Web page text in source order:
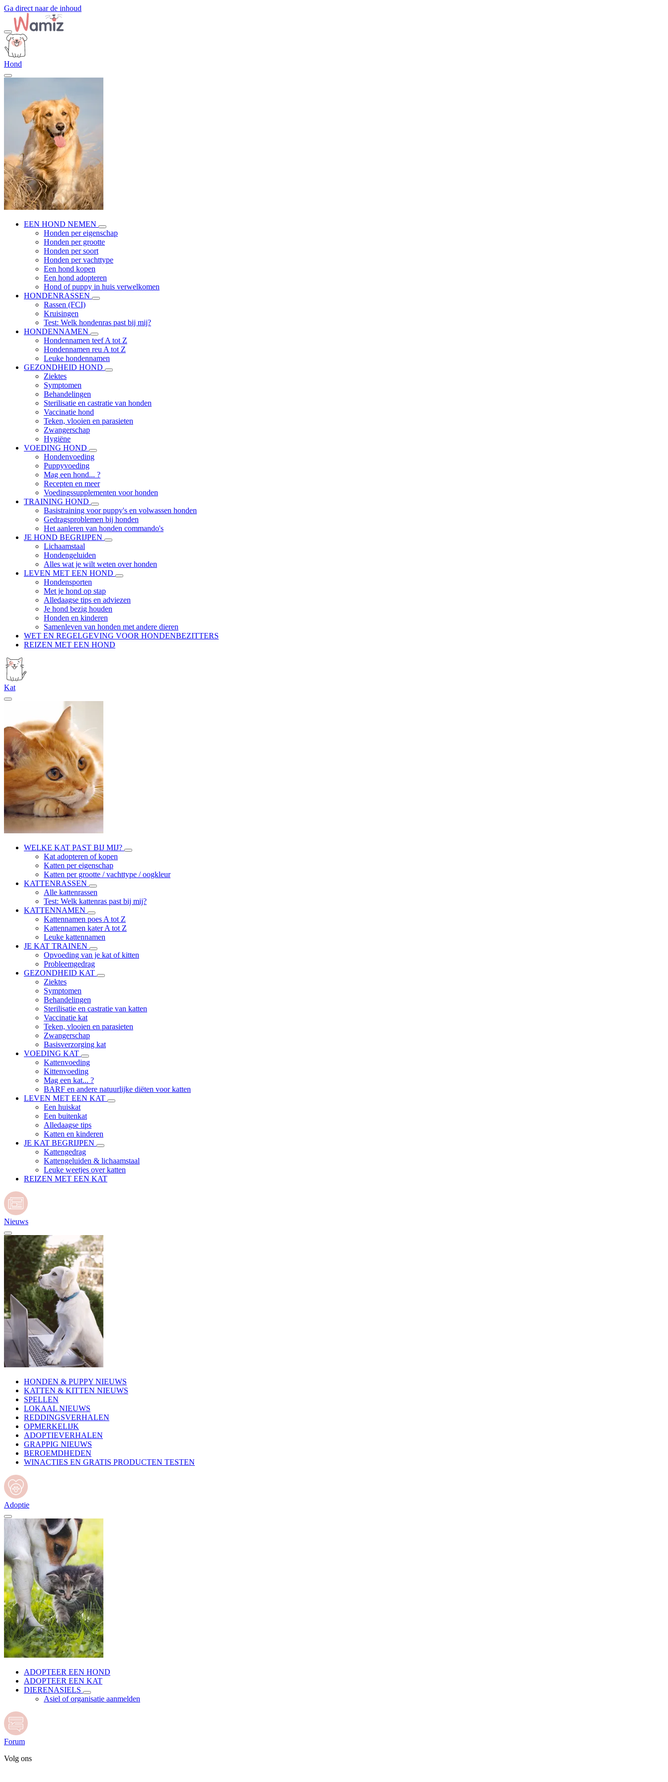
Ga direct naar de inhoud
Hond
EEN HOND NEMEN
Honden per eigenschap
Honden per grootte
Honden per soort
Honden per vachttype
Een hond kopen
Een hond adopteren
Hond of puppy in huis verwelkomen
HONDENRASSEN
Rassen (FCI)
Kruisingen
Test: Welk hondenras past bij mij?
HONDENNAMEN
Hondennamen teef A tot Z
Hondennamen reu A tot Z
Leuke hondennamen
GEZONDHEID HOND
Ziektes
Symptomen
Behandelingen
Sterilisatie en castratie van honden
Vaccinatie hond
Teken, vlooien en parasieten
Zwangerschap
Hygiëne
VOEDING HOND
Hondenvoeding
Puppyvoeding
Mag een hond... ?
Recepten en meer
Voedingssupplementen voor honden
TRAINING HOND
Basistraining voor puppy's en volwassen honden
Gedragsproblemen bij honden
Het aanleren van honden commando's
JE HOND BEGRIJPEN
Lichaamstaal
Hondengeluiden
Alles wat je wilt weten over honden
LEVEN MET EEN HOND
Hondensporten
Met je hond op stap
Alledaagse tips en adviezen
Je hond bezig houden
Honden en kinderen
Samenleven van honden met andere dieren
WET EN REGELGEVING VOOR HONDENBEZITTERS
REIZEN MET EEN HOND
Kat
WELKE KAT PAST BIJ MIJ?
Kat adopteren of kopen
Katten per eigenschap
Katten per grootte / vachttype / oogkleur
KATTENRASSEN
Alle kattenrassen
Test: Welk kattenras past bij mij?
KATTENNAMEN
Kattennamen poes A tot Z
Kattennamen kater A tot Z
Leuke kattennamen
JE KAT TRAINEN
Opvoeding van je kat of kitten
Probleemgedrag
GEZONDHEID KAT
Ziektes
Symptomen
Behandelingen
Sterilisatie en castratie van katten
Vaccinatie kat
Teken, vlooien en parasieten
Zwangerschap
Basisverzorging kat
VOEDING KAT
Kattenvoeding
Kittenvoeding
Mag een kat... ?
BARF en andere natuurlijke diëten voor katten
LEVEN MET EEN KAT
Een huiskat
Een buitenkat
Alledaagse tips
Katten en kinderen
JE KAT BEGRIJPEN
Kattengedrag
Kattengeluiden & lichaamstaal
Leuke weetjes over katten
REIZEN MET EEN KAT
Nieuws
HONDEN & PUPPY NIEUWS
KATTEN & KITTEN NIEUWS
SPELLEN
LOKAAL NIEUWS
REDDINGSVERHALEN
OPMERKELIJK
ADOPTIEVERHALEN
GRAPPIG NIEUWS
BEROEMDHEDEN
WINACTIES EN GRATIS PRODUCTEN TESTEN
Adoptie
ADOPTEER EEN HOND
ADOPTEER EEN KAT
DIERENASIELS
Asiel of organisatie aanmelden
Forum
Volg ons